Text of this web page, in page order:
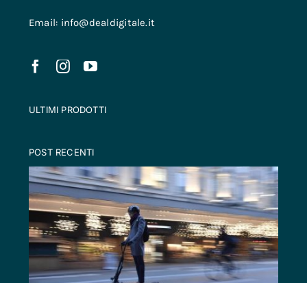
Email: info@dealdigitale.it
ULTIMI PRODOTTI
POST RECENTI